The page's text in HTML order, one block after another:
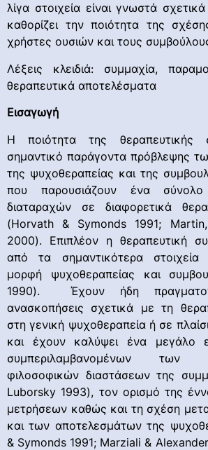
λίγα στοιχεία είναι γνωστά
καθορίζει την ποιότητα της
χρήστες ουσιών και τους
Λέξεις κλειδιά: συμμαχία,
θεραπευτικά αποτελέσματα
Εισαγωγή
Η ποιότητα της θεραπευτικής
σημαντικό παράγοντα πρόβλεψης
της ψυχοθεραπείας και της
που παρουσιάζουν ένα
διαταραχών σε διαφορετικά
(Horvath & Symonds 1991;
2000). Επιπλέον η θεραπευτική
από τα σημαντικότερα στοιχεία
μορφή ψυχοθεραπείας και
1990). Έχουν ήδη
ανασκοπήσεις σχετικά με τη
στη γενική ψυχοθεραπεία ή σε
και έχουν καλύψει ένα μεγάλο
συμπεριλαμβανομένων των
φιλοσοφικών διαστάσεων της
Luborsky 1993), τον ορισμό της
μετρήσεων καθώς και τη σχέση
και των αποτελεσμάτων της
& Symonds 1991; Marziali &